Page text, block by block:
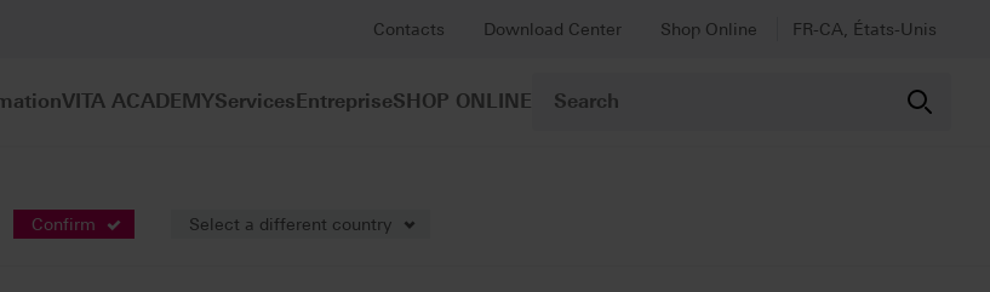
Contacts Download Center Shop Online FR-CA, États-Unis
VITA ACADEMYServicesEntrepriseSHOP ONLINE
Confirm Select a different country